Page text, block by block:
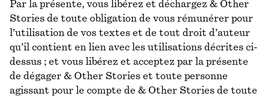
Par la présente, vous libérez et déchargez & Other
Stories de toute obligation de vous rémunérer pour
l’utilisation de vos textes et de tout droit d’auteur
qu’il contient en lien avec les utilisations décrites ci-
dessus ; et vous libérez et acceptez par la présente
de dégager & Other Stories et toute personne
agissant pour le compte de & Other Stories de toute